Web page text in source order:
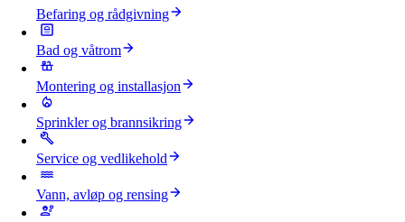
Befaring og rådgivning
Bad og våtrom
Montering og installasjon
Sprinkler og brannsikring
Service og vedlikehold
Vann, avløp og rensing